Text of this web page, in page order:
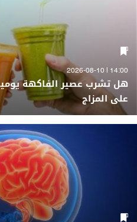
14:00 | 2026-08-10
هل تشرب عصير الفاكهة
على المزاج